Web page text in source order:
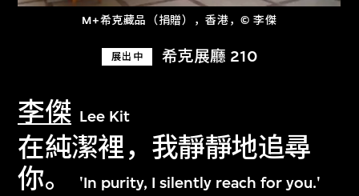
M+希克藏品（捐贈），香港，© 李傑
展出中 希克展廳 210
李傑 Lee Kit
在純潔裡，我靜靜地追尋
你。
'In purity, I silently reach for you.'
关于M+藏品
探索世界顶级的二十及二十一世纪视觉
文化藏品。